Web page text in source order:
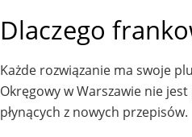
Dlaczego
Każde rozwiązanie ma swoje
Okręgowy w Warszawie nie
płynących z nowych przepisów.